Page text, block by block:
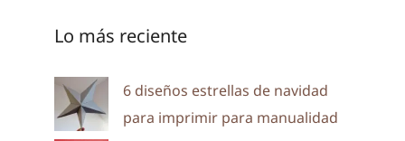
Lo más reciente
6 diseños estrellas de navidad
para imprimir para manualidad